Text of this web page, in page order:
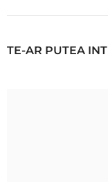
TE-AR PUTEA